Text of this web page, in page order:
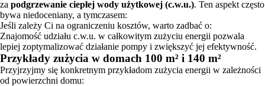
za podgrzewanie ciepłej wody użytkowej (c.w.u.). Ten aspekt często
bywa niedoceniany, a tymczasem:
Jeśli zależy Ci na ograniczeniu kosztów, warto zadbać o:
Znajomość udziału c.w.u. w całkowitym zużyciu energii pozwala
lepiej zoptymalizować działanie pompy i zwiększyć jej efektywność.
Przykłady zużycia w domach 100 m² i 140 m²
Przyjrzyjmy się konkretnym przykładom zużycia energii w zależności
od powierzchni domu: